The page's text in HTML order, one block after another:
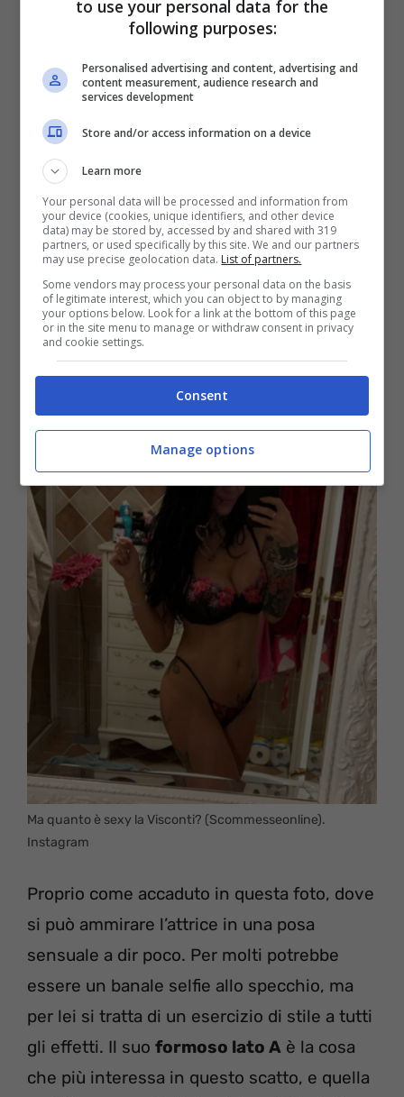
Un particolare da impazzire che riguarda
questi scatti, è la
totale mancanza di
dettagli curati
scollature in bella vista e gambe
accavallate, incarnando la bellezza che ad
oggi in un mondo sempre più artificiale
sembra mancare molto. Ogni suo scatto è
un piacevole salto indietro nel tempo, oltre
a generare anche un mix di emozioni non
indifferente nei confronti dei suoi fan.
Ma quanto è sexy la Visconti? (Scommesseonline).
Instagram
Proprio come accaduto in questa foto, dove
si può ammirare l’attrice in una posa
sensuale a dir poco. Per molti potrebbe
essere un banale selfie allo specchio, ma
per lei si tratta di un esercizio di stile a tutti
gli effetti. Il suo formoso lato A è la cosa
che più interessa in questo scatto, e quella
to use your personal data for the
following purposes:
Personalised advertising and content, advertising and
content measurement, audience research and
services development
Store and/or access information on a device
Learn more
Your personal data will be processed and information from
your device (cookies, unique identifiers, and other device
data) may be stored by, accessed by and shared with 319
partners, or used specifically by this site. We and our partners
may use precise geolocation data. List of partners.
Some vendors may process your personal data on the basis
of legitimate interest, which you can object to by managing
your options below. Look for a link at the bottom of this page
or in the site menu to manage or withdraw consent in privacy
and cookie settings.
Consent
Manage options